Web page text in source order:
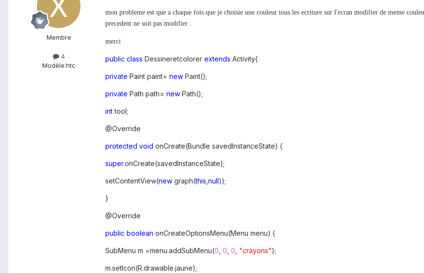
Membre
4
Modèle:htc
mon probleme est que a chaque fois que je choisie une couleur tous les ecriture sur l'ecran modifier de meme
precedent ne soit pas modifier .
merci
public class Dessineretcolorer extends Activity{
private Paint paint= new Paint();
private Path path= new Path();
inttool;
@Override
protected void onCreate(Bundle savedInstanceState) {
super.onCreate(savedInstanceState);
setContentView(new graph(this null));
}
@Override
public boolean onCreateOptionsMenu(Menu menu) {
SubMenu m =menu.addSubMenu(0 0 0 "crayons");
m.setIcon(R.drawable.jaune);